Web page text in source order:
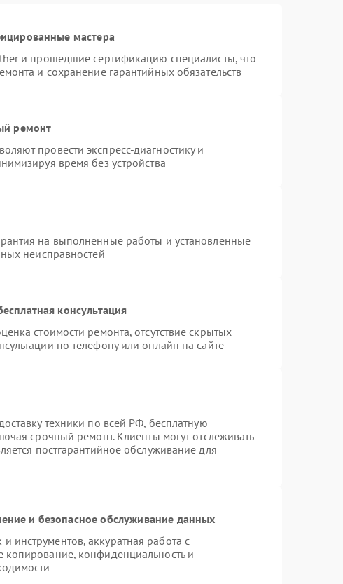
мастера
и прошедшие сертификацию специалисты, что
и сохранение гарантийных обязательств
ремонт
провести экспресс-диагностику и
время без устройства
на выполненные работы и установленные
неисправностей
консультация
стоимости ремонта, отсутствие скрытых
по телефону или онлайн на сайте
техники по всей РФ, бесплатную
срочный ремонт. Клиенты могут отслеживать
постгарантийное обслуживание для
и безопасное обслуживание данных
аккуратная работа с
конфиденциальность и